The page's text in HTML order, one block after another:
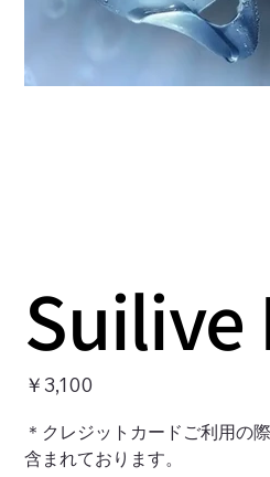
Suilive
価
格
￥3,100
＊クレジットカードご利用の
含まれております。